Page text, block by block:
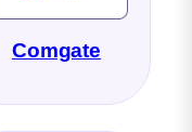
Comgate